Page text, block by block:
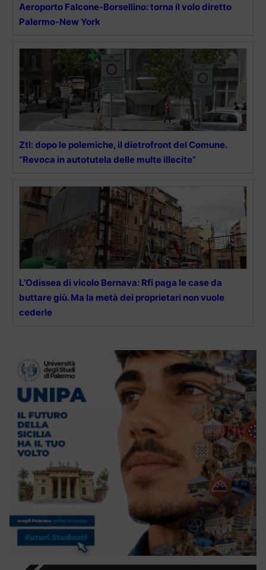
Aeroporto Falcone-Borsellino: torna il volo diretto
Palermo-New York
Ztl: dopo le polemiche, il dietrofront del Comune.
“Revoca in autotutela delle multe illecite”
L’Odissea di vicolo Bernava: Rfi paga le case da
buttare giù. Ma la metà dei proprietari non vuole
cederle